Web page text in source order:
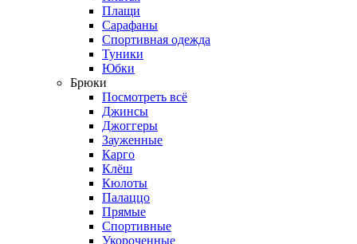
Плащи
Сарафаны
Спортивная одежда
Туники
Юбки
Брюки
Посмотреть всё
Джинсы
Джоггеры
Зауженные
Карго
Клёш
Кюлоты
Палаццо
Прямые
Спортивные
Укороченные